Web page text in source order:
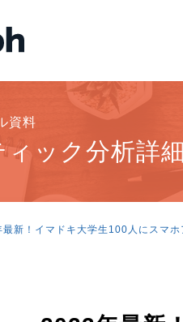
資料
ック分析詳
新！イマドキ大学生100人にスマホ